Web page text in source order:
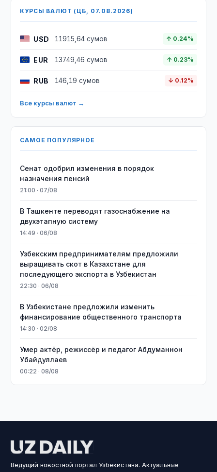
КУРСЫ ВАЛЮТ (ЦБ, 07.08.2026)
USD 11915,64 сумов ↑ 0.24%
EUR 13749,46 сумов ↑ 0.23%
RUB 146,19 сумов ↓ 0.12%
Все курсы валют →
САМОЕ ПОПУЛЯРНОЕ
Сенат одобрил изменения в порядок
назначения пенсий
21:00 · 07/08
В Ташкенте переводят газоснабжение на
двухэтапную систему
14:49 · 06/08
Узбекским предпринимателям предложили
выращивать скот в Казахстане для
последующего экспорта в Узбекистан
22:30 · 06/08
В Узбекистане предложили изменить
финансирование общественного транспорта
14:30 · 02/08
Умер актёр, режиссёр и педагог Абдуманнон
Убайдуллаев
00:22 · 08/08
Ведущий новостной портал Узбекистана. Актуальные